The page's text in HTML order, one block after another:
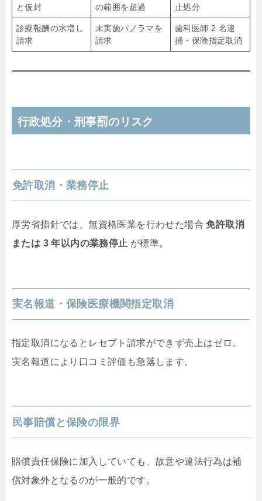
と仮封 の範囲を超過 止処分
診療報酬の水増し
請求
未実施パノラマを
請求
歯科医師 2 名逮
捕・保険指定取消
行政処分・刑事罰のリスク
免許取消・業務停止
厚労省指針では、無資格医業を行わせた場合免許取消
または 3 年以内の業務停止 が標準。
実名報道・保険医療機関指定取消
指定取消になるとレセプト請求ができず売上はゼロ。
実名報道により口コミ評価も急落します。
民事賠償と保険の限界
賠償責任保険に加入していても、故意や違法行為は補
償対象外となるのが一般的です。